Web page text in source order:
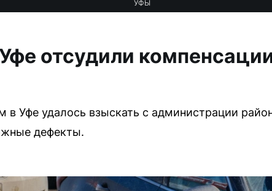
УФЫ
отсудили
в Уфе удалось взыскать с администрации
дефекты.